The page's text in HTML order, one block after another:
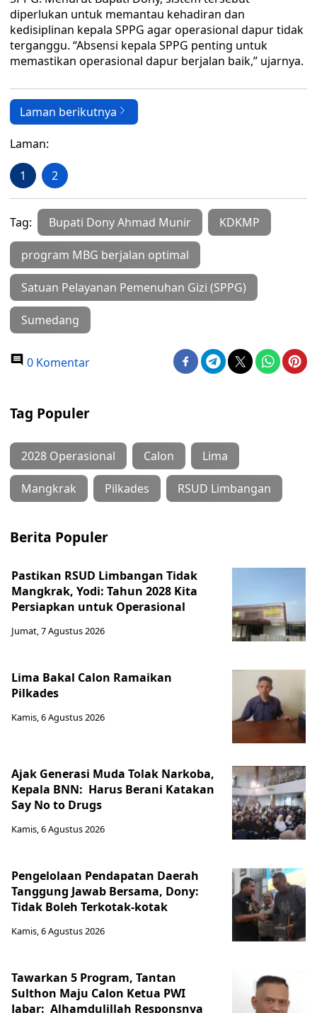
diperlukan untuk memantau kehadiran dan
kedisiplinan kepala SPPG agar operasional dapur tidak
terganggu. “Absensi kepala SPPG penting untuk
memastikan operasional dapur berjalan baik,” ujarnya.
Laman berikutnya
Laman:
1 2
Tag: Bupati Dony Ahmad Munir KDKMP
program MBG berjalan optimal
Satuan Pelayanan Pemenuhan Gizi (SPPG)
Sumedang
0 Komentar
Tag Populer
2028 Operasional Calon Lima
Mangkrak Pilkades RSUD Limbangan
Berita Populer
Pastikan RSUD Limbangan Tidak
Mangkrak, Yodi: Tahun 2028 Kita
Persiapkan untuk Operasional
Jumat, 7 Agustus 2026
Lima Bakal Calon Ramaikan
Pilkades
Kamis, 6 Agustus 2026
Ajak Generasi Muda Tolak Narkoba,
Kepala BNN: Harus Berani Katakan
Say No to Drugs
Kamis, 6 Agustus 2026
Pengelolaan Pendapatan Daerah
Tanggung Jawab Bersama, Dony:
Tidak Boleh Terkotak-kotak
Kamis, 6 Agustus 2026
Tawarkan 5 Program, Tantan
Sulthon Maju Calon Ketua PWI
Jabar: Alhamdulillah Responsnya